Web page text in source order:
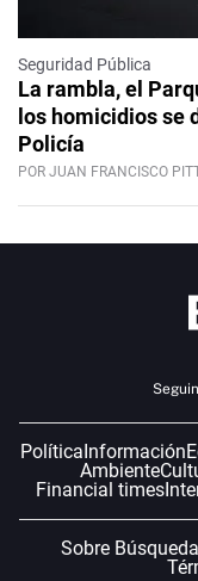
Seguridad Pública
La rambla, el
los homicidios se
Policía
POR JUAN FRANCISCO
PolíticaInformación
Ambiente
Financial times
Sobre Búsqueda